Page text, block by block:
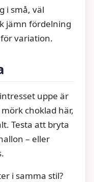
i små, väl
jämn fördelning
variation.
uppe är
choklad här,
Testa att bryta
– eller
i samma stil?